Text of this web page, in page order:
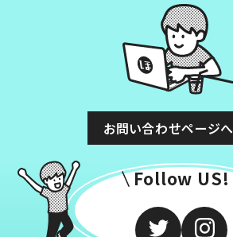
お問い合わせページへ
Follow US!